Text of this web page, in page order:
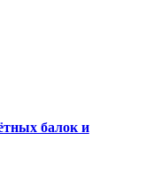
балок и